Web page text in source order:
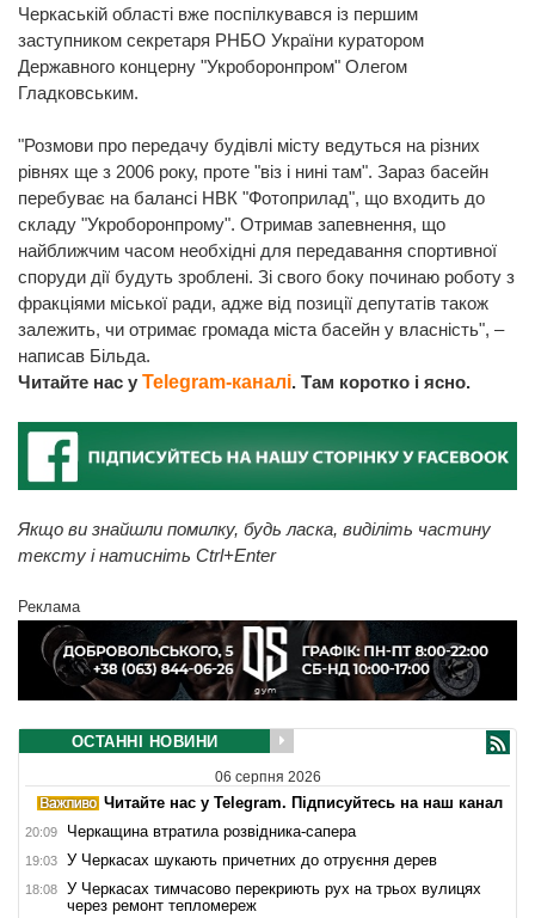
Черкаській області вже поспілкувався із першим
заступником секретаря РНБО України куратором
Державного концерну "Укроборонпром" Олегом
Гладковським.
"Розмови про передачу будівлі місту ведуться на різних
рівнях ще з 2006 року, проте "віз і нині там". Зараз басейн
перебуває на балансі НВК "Фотоприлад", що входить до
складу "Укроборонпрому". Отримав запевнення, що
найближчим часом необхідні для передавання спортивної
споруди дії будуть зроблені. Зі свого боку починаю роботу з
фракціями міської ради, адже від позиції депутатів також
залежить, чи отримає громада міста басейн у власність", –
написав Більда.
Читайте нас у Telegram-каналі. Там коротко і ясно.
Якщо ви знайшли помилку, будь ласка, виділіть частину
тексту і натисніть Ctrl+Enter
Реклама
ОСТАННІ НОВИНИ
06 серпня 2026
Читайте нас у Telegram. Підписуйтесь на наш канал
20:09 Черкащина втратила розвідника-сапера
19:03 У Черкасах шукають причетних до отруєння дерев
18:08
У Черкасах тимчасово перекриють рух на трьох вулицях
через ремонт тепломереж